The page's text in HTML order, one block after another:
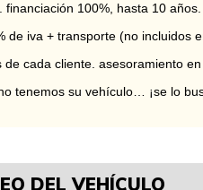
financiación 100%, hasta 10
de iva + transporte (no incluidos
de cada cliente. asesoramiento
tenemos su vehículo… ¡se lo
DEL VEHÍCULO